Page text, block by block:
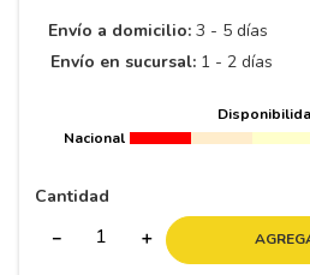
Envío a domicilio: 3 - 5 días
Envío en sucursal: 1 - 2 días
Nacional
Cantidad
＋
－